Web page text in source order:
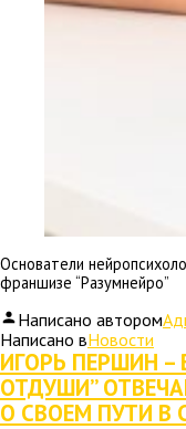
Основатели
франшизе “Разумнейро”
Написано автором
Написано вНовости
ИГОРЬ ПЕРШИН –
ОТДУШИ”
О СВОЕМ ПУТИ В